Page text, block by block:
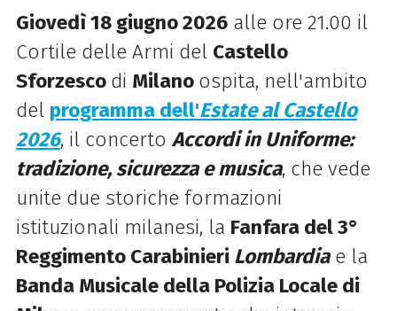
Giovedì 18 giugno 2026alle ore 21.00 il
Cortile delle Armi del Castello
Sforzesco di Milano ospita, nell'ambito
del programma dell'Estate al Castello
2026, il concerto Accordi in Uniforme:
tradizione, sicurezza e musica, che vede
unite due storiche formazioni
istituzionali milanesi, la Fanfara del 3°
Reggimento Carabinieri Lombardiae la
Banda Musicale della Polizia Locale di